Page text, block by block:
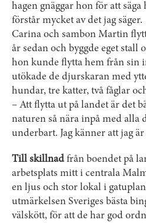
hagen gnäggar hon för att
förstår mycket av det jag säger.
Carina och sambon Martin
år sedan och byggde eget stall
hon kunde flytta hem från sin
utökade de djurskaran med
hundar, tre katter, två fåglar
– Att flytta ut på landet är det
naturen så nära inpå med alla
underbart. Jag känner att jag
Till skillnad från boendet på
arbetsplats mitt i centrala
en ljus och stor lokal i
utmärkelsen Sveriges bästa
välskött, för att de har god